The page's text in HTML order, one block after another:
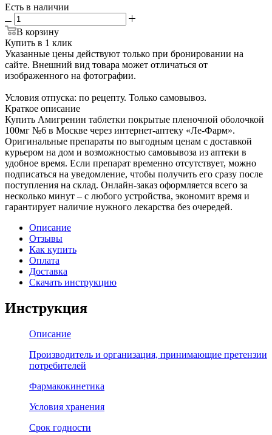
Есть в наличии
В корзину
Купить в 1 клик
Указанные цены действуют только при бронировании на
сайте. Внешний вид товара может отличаться от
изображенного на фотографии.
Условия отпуска: по рецепту. Только самовывоз.
Краткое описание
Купить Амигренин таблетки покрытые пленочной оболочкой
100мг №6 в Москве через интернет-аптеку «Ле-Фарм».
Оригинальные препараты по выгодным ценам с доставкой
курьером на дом и возможностью самовывоза из аптеки в
удобное время. Если препарат временно отсутствует, можно
подписаться на уведомление, чтобы получить его сразу после
поступления на склад. Онлайн-заказ оформляется всего за
несколько минут – с любого устройства, экономит время и
гарантирует наличие нужного лекарства без очередей.
Описание
Отзывы
Как купить
Оплата
Доставка
Скачать инструкцию
Инструкция
Описание
Производитель и организация, принимающие претензии
потребителей
Фармакокинетика
Условия хранения
Срок годности